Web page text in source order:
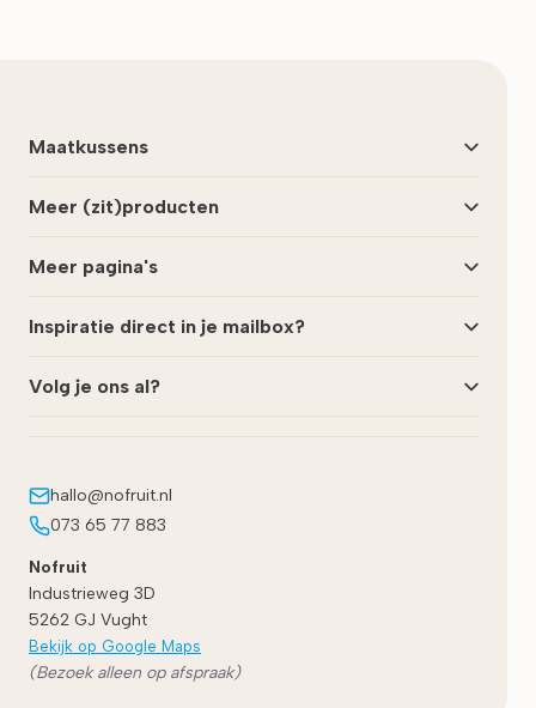
Maatkussens
Meer (zit)producten
Meer pagina's
Inspiratie direct in je mailbox?
Volg je ons al?
hallo@nofruit.nl
073 65 77 883
Nofruit
Industrieweg 3D
5262 GJ Vught
Bekijk op Google Maps
(Bezoek alleen op afspraak)